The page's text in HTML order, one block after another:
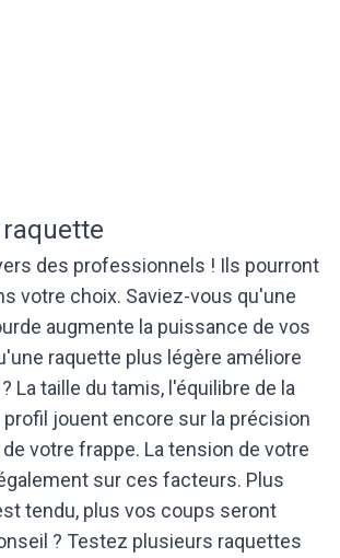
des professionnels ! Ils pourront
votre choix. Saviez-vous qu'une
augmente la puissance de vos
raquette plus légère améliore
La taille du tamis, l'équilibre de la
jouent encore sur la précision
votre frappe. La tension de votre
sur ces facteurs. Plus
tendu, plus vos coups seront
? Testez plusieurs raquettes